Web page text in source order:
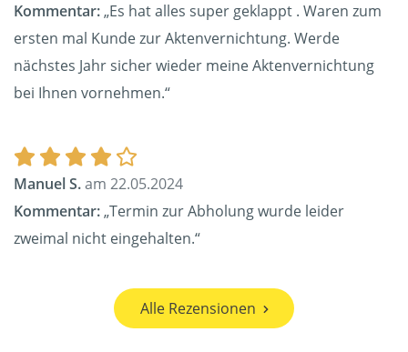
Kommentar:„Es hat alles super geklappt . Waren zum
ersten mal Kunde zur Aktenvernichtung. Werde
nächstes Jahr sicher wieder meine Aktenvernichtung
bei Ihnen vornehmen.“
Manuel S.am 22.05.2024
Kommentar:„Termin zur Abholung wurde leider
zweimal nicht eingehalten.“
Alle Rezensionen